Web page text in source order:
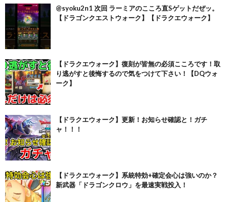
@syoku2n1 次回 ラーミアのこころ直Sゲットだぜッ。
【ドラゴンクエストウォーク】【ドラクエウォーク】
【ドラクエウォーク】復刻が皆無の必須こころです！取
り逃がすと後悔するので気をつけて下さい！【DQウォ
ーク】
【ドラクエウォーク】更新！お知らせ確認と！ガチ
ャ！！！
【ドラクエウォーク】系統特効+確定会心は強いのか？
新武器「ドラゴンクロウ」を最速実戦投入！